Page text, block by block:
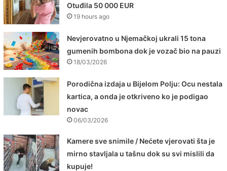
Otuđila 50 000 EUR
19 hours ago
Nevjerovatno u Njemačkoj ukrali 15 tona
gumenih bombona dok je vozač bio na pauzi
18/03/2026
Porodična izdaja u Bijelom Polju: Ocu nestala
kartica, a onda je otkriveno ko je podigao
novac
06/03/2026
Kamere sve snimile / Nećete vjerovati šta je
mirno stavljala u tašnu dok su svi mislili da
kupuje!